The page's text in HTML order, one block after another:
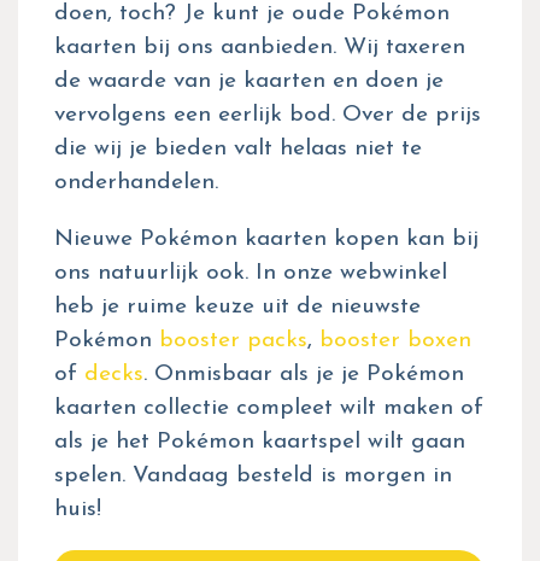
doen, toch? Je kunt je oude Pokémon
kaarten bij ons aanbieden. Wij taxeren
de waarde van je kaarten en doen je
vervolgens een eerlijk bod. Over de prijs
die wij je bieden valt helaas niet te
onderhandelen.
Nieuwe Pokémon kaarten kopen kan bij
ons natuurlijk ook. In onze webwinkel
heb je ruime keuze uit de nieuwste
Pokémon booster packs, booster boxen
of decks. Onmisbaar als je je Pokémon
kaarten collectie compleet wilt maken of
als je het Pokémon kaartspel wilt gaan
spelen. Vandaag besteld is morgen in
huis!